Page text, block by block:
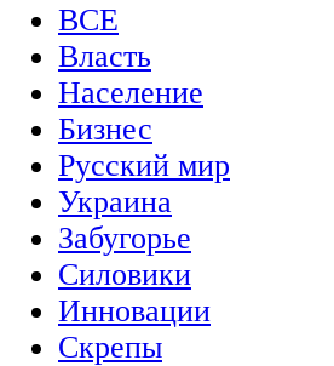
ВСЕ
Власть
Население
Бизнес
Русский мир
Украина
Забугорье
Силовики
Инновации
Скрепы